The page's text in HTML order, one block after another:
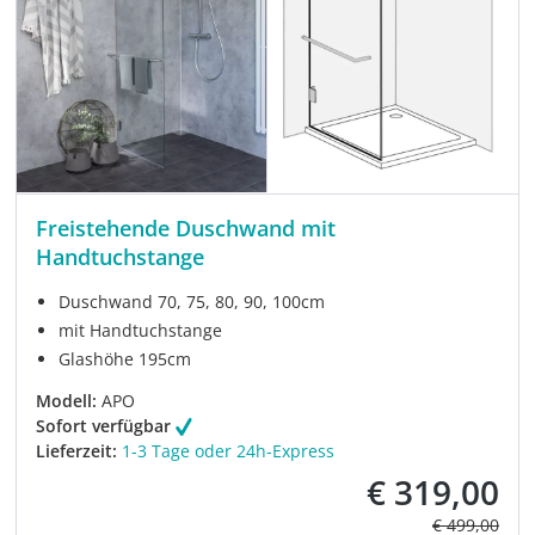
Freistehende Duschwand mit
Handtuchstange
Duschwand 70, 75, 80, 90, 100cm
mit Handtuchstange
Glashöhe 195cm
Modell: APO
Sofort verfügbar
Lieferzeit: 1-3 Tage oder 24h-Express
Verkaufspreis:
€ 319,00
Regulärer
€ 499,00